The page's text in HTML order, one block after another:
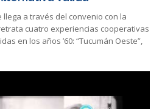
llega a través del convenio con la
cuatro experiencias cooperativas
en los años ’60: “Tucumán Oeste”,